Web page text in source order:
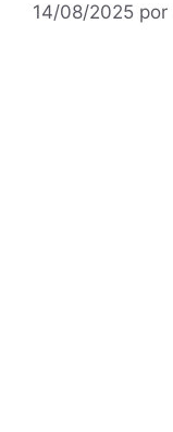
14/08/2025 por